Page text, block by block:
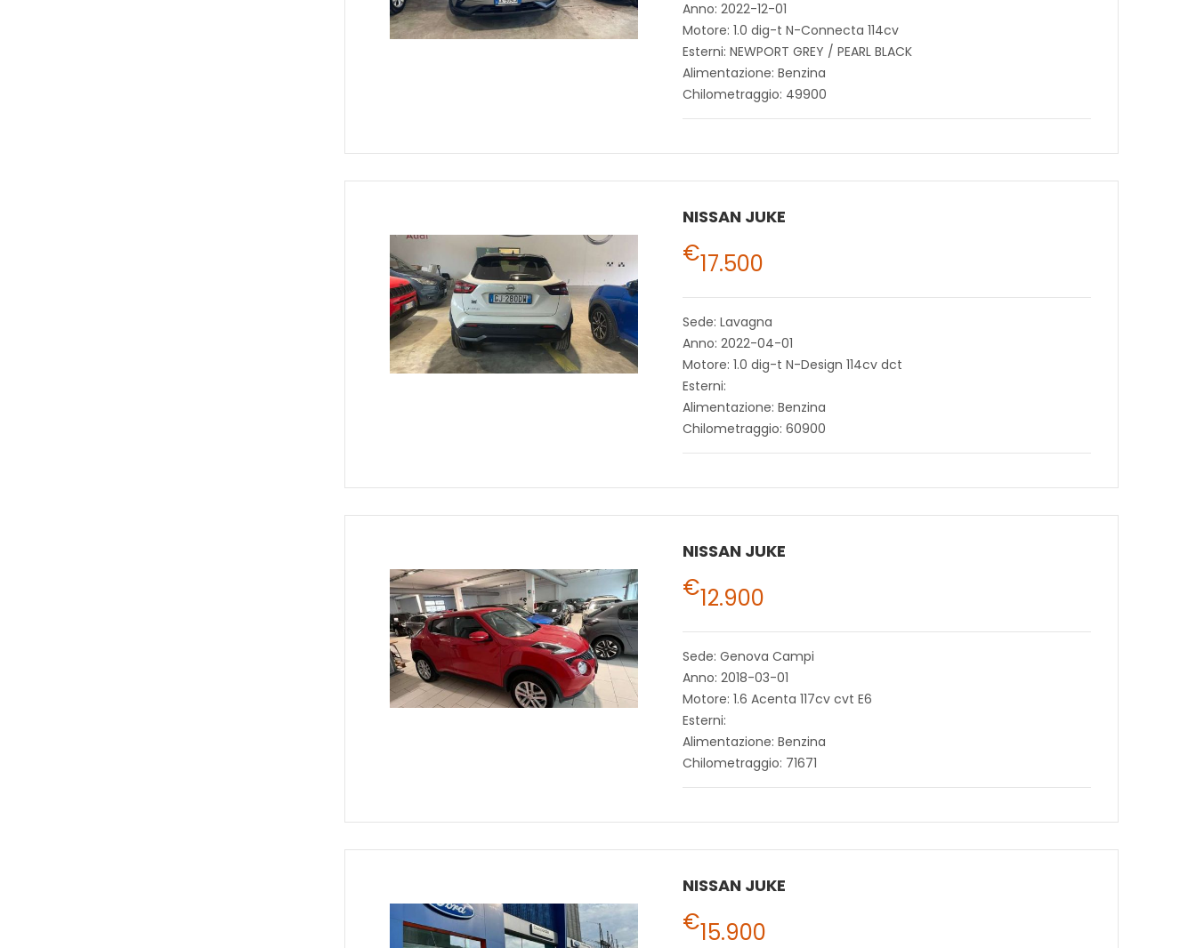
Anno: 2022-12-01
Motore: 1.0 dig-t N-Connecta 114cv
Esterni: NEWPORT GREY / PEARL BLACK
Alimentazione: Benzina
Chilometraggio: 49900
NISSAN JUKE
€17.500
Sede: Lavagna
Anno: 2022-04-01
Motore: 1.0 dig-t N-Design 114cv dct
Esterni:
Alimentazione: Benzina
Chilometraggio: 60900
NISSAN JUKE
€12.900
Sede: Genova Campi
Anno: 2018-03-01
Motore: 1.6 Acenta 117cv cvt E6
Esterni:
Alimentazione: Benzina
Chilometraggio: 71671
NISSAN JUKE
€15.900